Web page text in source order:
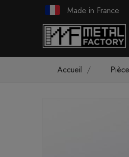
Made in France
Accueil